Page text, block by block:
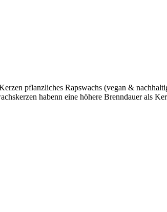
pflanzliches Rapswachs (vegan &
habenn eine höhere Brenndauer als